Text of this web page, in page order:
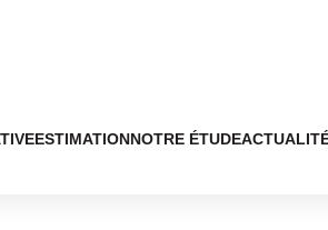
ESTIMATIONNOTRE ÉTUDE